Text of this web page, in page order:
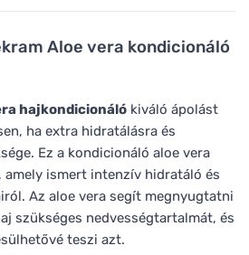
Aloe vera kondicionáló
hajkondicionáló kiváló ápolást
ha extra hidratálásra és
Ez a kondicionáló aloe vera
ismert intenzív hidratáló és
Az aloe vera segít megnyugtatni
szükséges nedvességtartalmát, és
teszi azt.